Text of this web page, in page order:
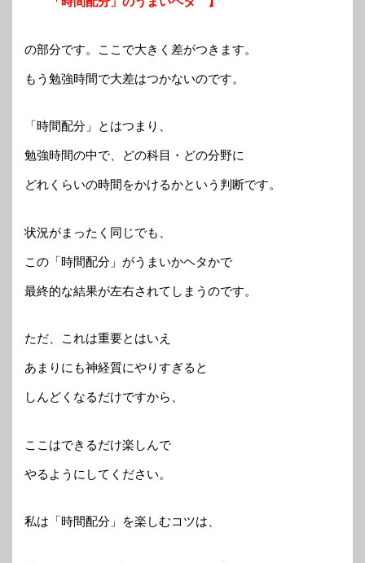
の部分です。ここで大きく差がつきます。
もう勉強時間で大差はつかないのです。
「時間配分」とはつまり、
勉強時間の中で、どの科目・どの分野に
どれくらいの時間をかけるかという判断です。
状況がまったく同じでも、
この「時間配分」がうまいかヘタかで
最終的な結果が左右されてしまうのです。
ただ、これは重要とはいえ
あまりにも神経質にやりすぎると
しんどくなるだけですから、
ここはできるだけ楽しんで
やるようにしてください。
私は「時間配分」を楽しむコツは、